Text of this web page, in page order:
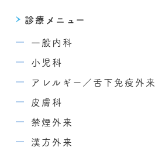
診療メニュー
一般内科
小児科
アレルギー／舌下免疫外来
皮膚科
禁煙外来
漢方外来